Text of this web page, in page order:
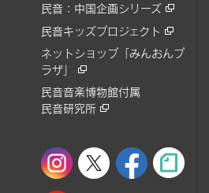
民音：中国企画シリーズ
民音キッズプロジェクト
ネットショップ「みんおんプ
ラザ」
民音音楽博物館付属
民音研究所